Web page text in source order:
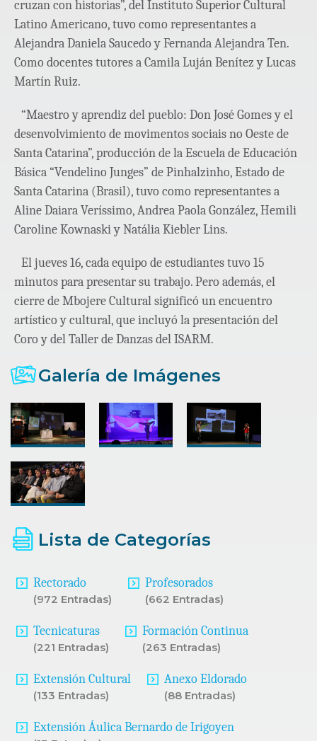
cruzan con historias”, del Instituto Superior Cultural
Latino Americano, tuvo como representantes a
Alejandra Daniela Saucedo y Fernanda Alejandra Ten.
Como docentes tutores a Camila Luján Benítez y Lucas
Martín Ruiz.
“Maestro y aprendiz del pueblo: Don José Gomes y el
desenvolvimiento de movimentos sociais no Oeste de
Santa Catarina”, producción de la Escuela de Educación
Básica “Vendelino Junges” de Pinhalzinho, Estado de
Santa Catarina (Brasil), tuvo como representantes a
Aline Daiara Veríssimo, Andrea Paola González, Hemili
Caroline Kownaski y Natália Kiebler Lins.
El jueves 16, cada equipo de estudiantes tuvo 15
minutos para presentar su trabajo. Pero además, el
cierre de Mbojere Cultural significó un encuentro
artístico y cultural, que incluyó la presentación del
Coro y del Taller de Danzas del ISARM.
Galería de Imágenes
Lista de Categorías
Rectorado
(972 Entradas)
Profesorados
(662 Entradas)
Tecnicaturas
(221 Entradas)
Formación Continua
(263 Entradas)
Extensión Cultural
(133 Entradas)
Anexo Eldorado
(88 Entradas)
Extensión Áulica Bernardo de Irigoyen